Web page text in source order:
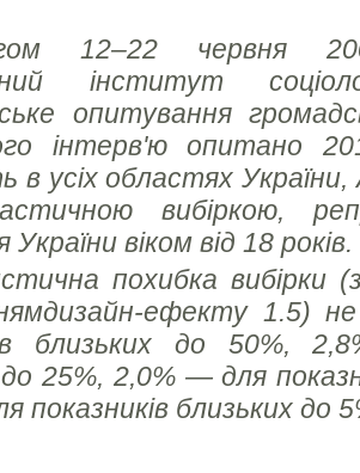
12–22 червня
інститут
опитування
інтерв'ю опитано
усіх областях України,
вибіркою,
віком від 18 років.
похибка вибірки
дизайн-ефекту 1.5)
близьких до 50%,
25%, 2,0% — для
показників близьких до